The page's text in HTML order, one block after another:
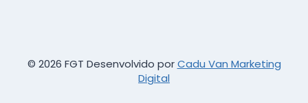
© 2026 FGT Desenvolvido porCadu Van Marketing
Digital